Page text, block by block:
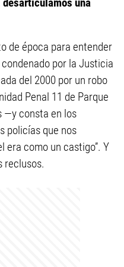
de época para entender
por la Justicia
del 2000 por un robo
Penal 11 de Parque
—y consta en los
policías que nos
era como un castigo”. Y
reclusos.